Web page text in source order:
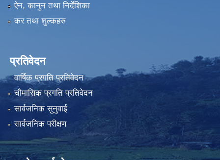
ऐन, कानुन तथा निर्देशिका
कर तथा शुल्कहरु
प्रतिवेदन
वार्षिक प्रगति प्रतिवेदन
चौमासिक प्रगति प्रतिवेदन
सार्वजनिक सुनुवाई
सार्वजनिक परीक्षण